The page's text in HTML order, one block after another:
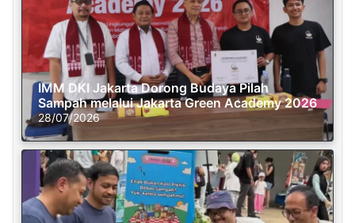
IMM DKI Jakarta Dorong Budaya Pilah
Sampah melalui Jakarta Green Academy 2026
28/07/2026